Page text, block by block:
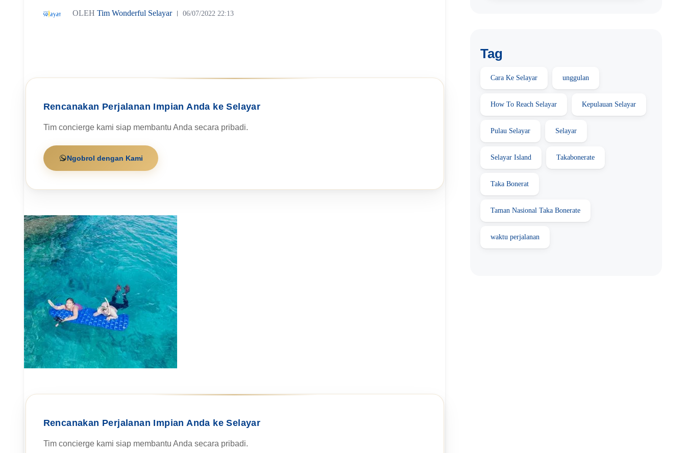
OLEH Tim Wonderful Selayar 06/07/2022 22:13
Rencanakan Perjalanan Impian Anda ke Selayar
Tim concierge kami siap membantu Anda secara pribadi.
Ngobrol dengan Kami
Rencanakan Perjalanan Impian Anda ke Selayar
Tim concierge kami siap membantu Anda secara pribadi.
Tag
Cara Ke Selayar unggulan
How To Reach Selayar Kepulauan Selayar
Pulau Selayar Selayar
Selayar Island Takabonerate
Taka Bonerat
Taman Nasional Taka Bonerate
waktu perjalanan